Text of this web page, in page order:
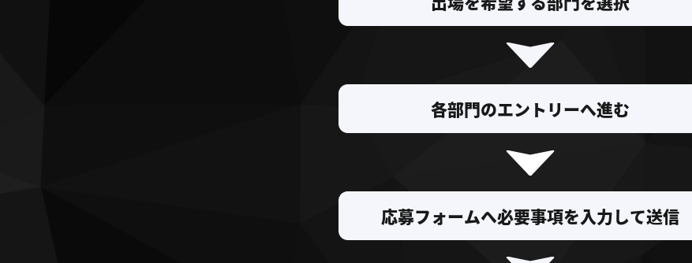
各部門のエントリーへ進む
応募フォームへ必要事項を入力して送信